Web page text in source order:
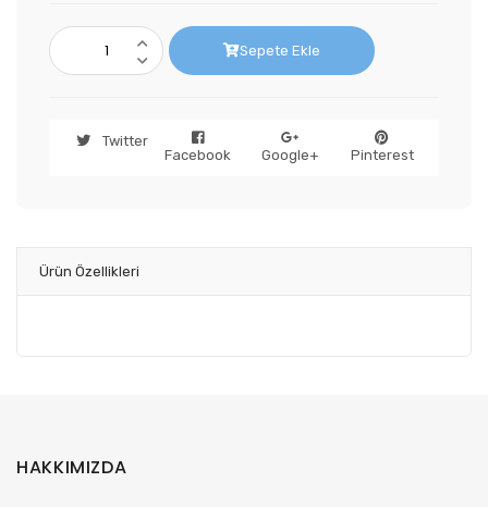
Sepete Ekle
Twitter
Facebook
Google+ Pinterest
Ürün Özellikleri
HAKKIMIZDA